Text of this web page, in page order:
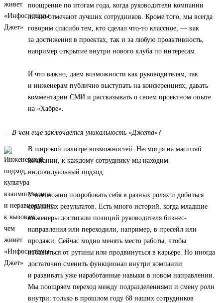
поощрение по итогам года, когда руководители компании
лично отмечают лучших сотрудников. Кроме того, мы всегда
говорим спасибо тем, кто сделал что-то классное, — как
за достижения в проектах, так и за любую проактивность,
например открытие внутри нового клуба по интересам.
И что важно, даем возможности как руководителям, так
и инженерам публично выступать на конференциях, давать
комментарии СМИ и рассказывать о своем проектном опыте
на «Хабре».
— В чем еще заключается уникальность «Джета»?
В широкой палитре возможностей. Несмотря на масштаб
компании, к каждому сотруднику мы находим
индивидуальный подход.
У нас можно попробовать себя в разных ролях и добиться
серьезных результатов. Есть много историй, когда младшие
инженеры достигали позиций руководителя бизнес-
направления или переходили, например, в пресейл или
продажи. Сейчас модно менять место работы, чтобы
избавиться от рутины или продвинуться в карьере. Но иногда
достаточно сменить функционал внутри компании
и развивать уже наработанные навыки в новом направлении.
Мы поощряем переход между подразделениями и смену роли
внутри: только в прошлом году 68 наших сотрудников